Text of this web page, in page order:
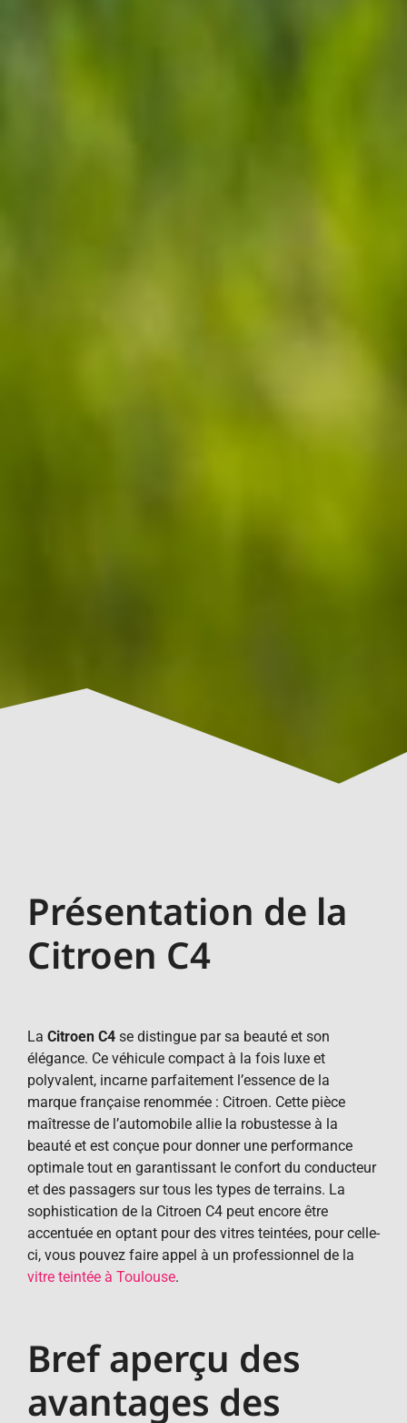
Présentation de la
Citroen C4
La Citroen C4 se distingue par sa beauté et son
élégance. Ce véhicule compact à la fois luxe et
polyvalent, incarne parfaitement l’essence de la
marque française renommée : Citroen. Cette pièce
maîtresse de l’automobile allie la robustesse à la
beauté et est conçue pour donner une performance
optimale tout en garantissant le confort du conducteur
et des passagers sur tous les types de terrains. La
sophistication de la Citroen C4 peut encore être
accentuée en optant pour des vitres teintées, pour celle-
ci, vous pouvez faire appel à un professionnel de la
vitre teintée à Toulouse.
Bref aperçu des
avantages des